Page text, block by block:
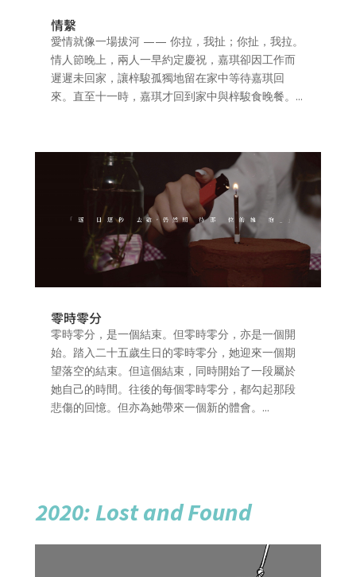
情繫
愛情就像一場拔河 —— 你拉，我扯；你扯，我拉。
情人節晚上，兩人一早約定慶祝，嘉琪卻因工作而
遲遲未回家，讓梓駿孤獨地留在家中等待嘉琪回
來。直至十一時，嘉琪才回到家中與梓駿食晚餐。...
零時零分
零時零分，是一個結束。但零時零分，亦是一個開
始。踏入二十五歲生日的零時零分，她迎來一個期
望落空的結束。但這個結束，同時開始了一段屬於
她自己的時間。往後的每個零時零分，都勾起那段
悲傷的回憶。但亦為她帶來一個新的體會。...
2020: Lost and Found